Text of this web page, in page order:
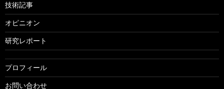
技術記事
オピニオン
研究レポート
プロフィール
お問い合わせ